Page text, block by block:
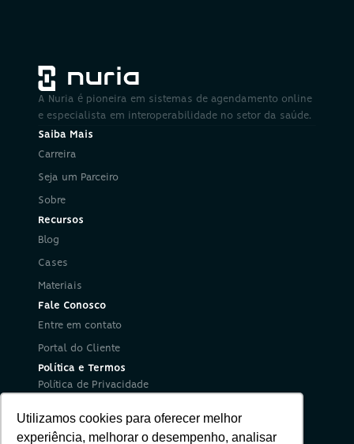
Utilizamos cookies para oferecer melhor
experiência, melhorar o desempenho, analisar
A Nuria é pioneira em sistemas de agendamento online
e especialista em interoperabilidade no setor da saúde.
Saiba Mais
Carreira
Seja um Parceiro
Sobre
Recursos
Blog
Cases
Materiais
Fale Conosco
Entre em contato
Portal do Cliente
Política e Termos
Política de Privacidade
Termos de Uso
Redes Sociais